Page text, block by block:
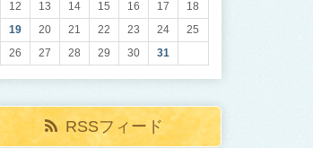
12 13 14 15 16 17 18
19 20 21 22 23 24 25
26 27 28 29 30 31
RSSフィード